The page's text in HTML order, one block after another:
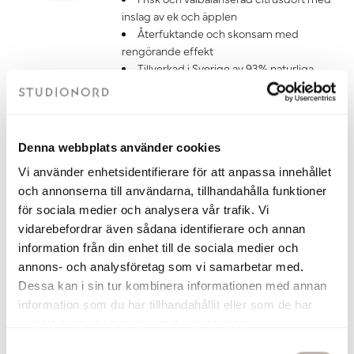
Denna webbplats använder cookies
Vi använder enhetsidentifierare för att anpassa innehållet
och annonserna till användarna, tillhandahålla funktioner
för sociala medier och analysera vår trafik. Vi
vidarebefordrar även sådana identifierare och annan
information från din enhet till de sociala medier och
annons- och analysföretag som vi samarbetar med.
Dessa kan i sin tur kombinera informationen med annan
information som du har tillhandahållit eller som de har
inslag av ek och äpplen
Återfuktande och skonsam med
rengörande effekt
Tillverkad i Sverige av 93% naturliga
Torplyktan Doftpinnar Gryningsljus
Gryningsljus 100 ml
Doftpinnar från Torplyktan med en
uppfriskande doft med inspiration från
naturen, perfekt för rogivande stämning
i ditt badrum, kök eller t.ex. sovrum
Frisk och välbalanserad citrusdoft med